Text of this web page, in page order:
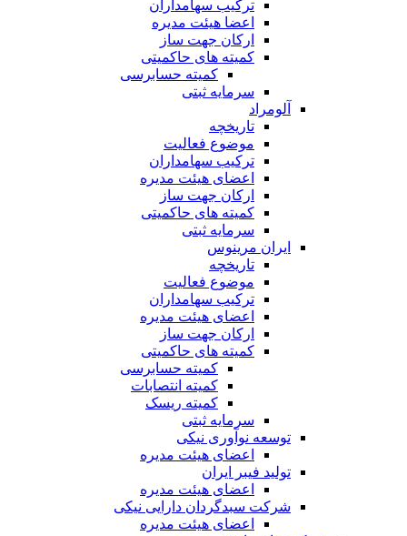
ترکیب سهامداران
اعضا هیئت مدیره
ارکان جهت ساز
کمیته های حاکمیتی
کمیته حسابرسی
سرمایه ثبتی
آلومراد
تاریخچه
موضوع فعالیت
ترکیب سهامداران
اعضای هیئت مدیره
ارکان جهت ساز
کمیته های حاکمیتی
سرمایه ثبتی
ایران مرینوس
تاریخچه
موضوع فعالیت
ترکیب سهامداران
اعضای هیئت مدیره
ارکان جهت ساز
کمیته های حاکمیتی
کمیته حسابرسی
کمیته انتصابات
کمیته ریسک
سرمایه ثبتی
توسعه نوآوری نیکی
اعضای هیئت مدیره
تولید فیبر ایران
اعضای هیئت مدیره
شرکت سبدگردان دارایی نیکی
اعضای هیئت مدیره